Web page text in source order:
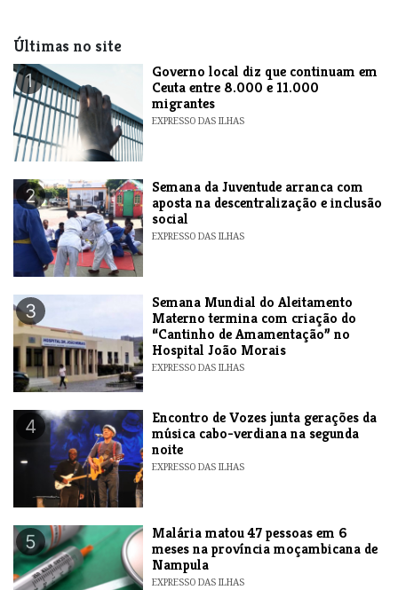
Últimas no site
1
​Governo local diz que continuam em
Ceuta entre 8.000 e 11.000
migrantes
EXPRESSO DAS ILHAS
2
Semana da Juventude arranca com
aposta na descentralização e inclusão
social
EXPRESSO DAS ILHAS
3
Semana Mundial do Aleitamento
Materno termina com criação do
“Cantinho de Amamentação” no
Hospital João Morais
EXPRESSO DAS ILHAS
4
Encontro de Vozes junta gerações da
música cabo-verdiana na segunda
noite
EXPRESSO DAS ILHAS
5
​Malária matou 47 pessoas em 6
meses na província moçambicana de
Nampula
EXPRESSO DAS ILHAS